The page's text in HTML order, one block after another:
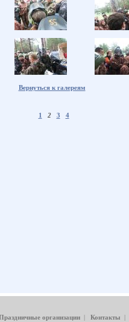
Вернуться к галереям
1 2 3 4
организации| Контакты |